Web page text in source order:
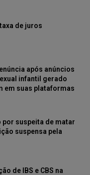
de juros
após anúncios
infantil gerado
em suas plataformas
suspeita de matar
suspensa pela
de IBS e CBS na